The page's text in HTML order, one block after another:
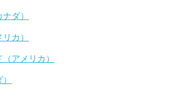
ダ）
カ）
アメリカ）